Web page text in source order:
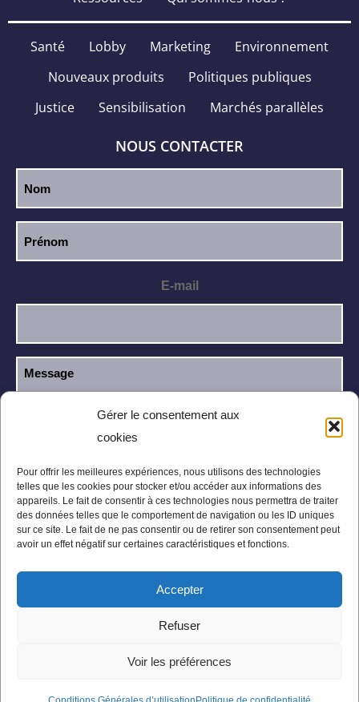
Gérer le consentement aux
cookies
Pour offrir les meilleures expériences, nous utilisons des technologies
telles que les cookies pour stocker et/ou accéder aux informations des
appareils. Le fait de consentir à ces technologies nous permettra de traiter
des données telles que le comportement de navigation ou les ID uniques
sur ce site. Le fait de ne pas consentir ou de retirer son consentement peut
avoir un effet négatif sur certaines caractéristiques et fonctions.
Accepter
Refuser
Voir les préférences
Santé Lobby Marketing
Environnement
Nouveaux produits
Politiques publiques
Justice
Sensibilisation Marchés parallèles
NOUS CONTACTER
E-mail
J’ai lu et j’accepte la
confidentialité.
Politique de confidentialité
Conditions Générales Plan du site